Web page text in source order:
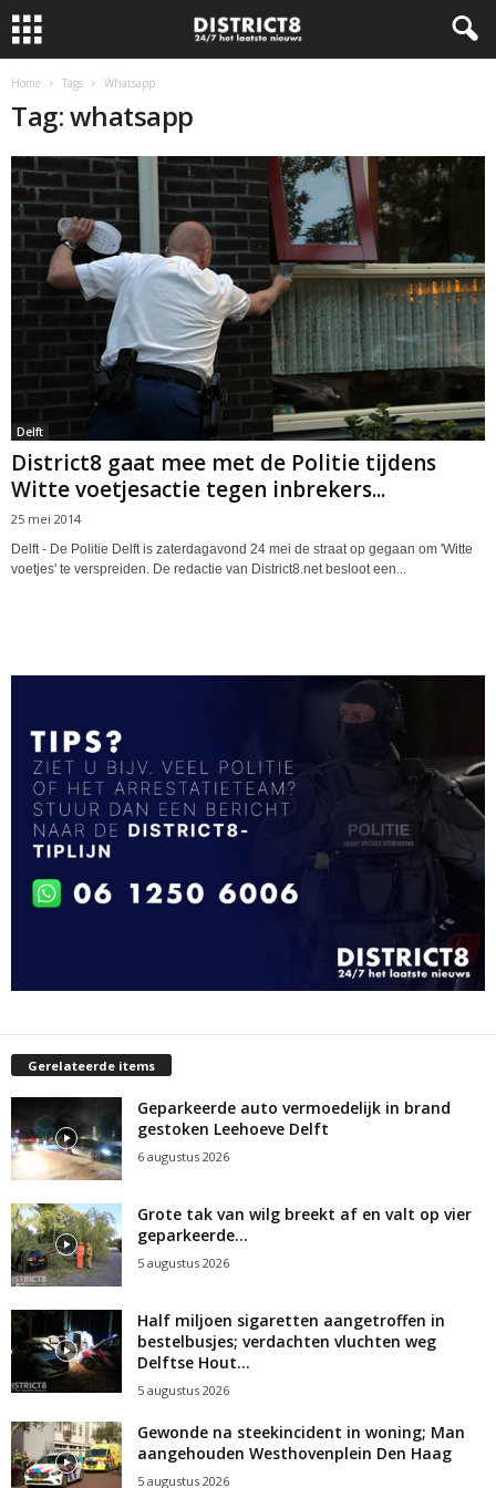
Home Tags Whatsapp
Tag: whatsapp
Delft
District8 gaat mee met de Politie tijdens
Witte voetjesactie tegen inbrekers...
25 mei 2014
Delft - De Politie Delft is zaterdagavond 24 mei de straat op gegaan om 'Witte
voetjes' te verspreiden. De redactie van District8.net besloot een...
Gerelateerde items
Geparkeerde auto vermoedelijk in brand
gestoken Leehoeve Delft
6 augustus 2026
Grote tak van wilg breekt af en valt op vier
geparkeerde...
5 augustus 2026
Half miljoen sigaretten aangetroffen in
bestelbusjes; verdachten vluchten weg
Delftse Hout...
5 augustus 2026
Gewonde na steekincident in woning; Man
aangehouden Westhovenplein Den Haag
5 augustus 2026